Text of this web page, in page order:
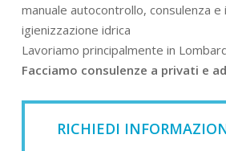
manuale autocontrollo, consulenza
igienizzazione idrica
Lavoriamo principalmente in
Facciamo consulenze a privati e
RICHIEDI